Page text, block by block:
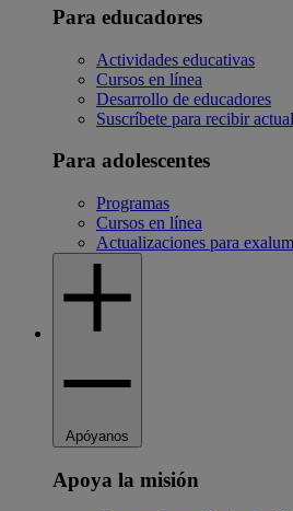
Para educadores
Actividades educativas
Cursos en línea
Desarrollo de educadores
Suscríbete para recibir
Para adolescentes
Programas
Cursos en línea
Actualizaciones para
Apóyanos
Apoya la misión